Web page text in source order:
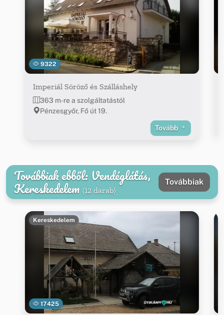
9322
Imperiál Söröző és Szálláshely
363 m-re a szolgáltatástól
Pénzesgyőr, Fő út 19.
Tovább
Továbbiak ebből: Vendéglátás,
Kereskedelem (12 darab)
Továbbiak
17425
Kereskedelem